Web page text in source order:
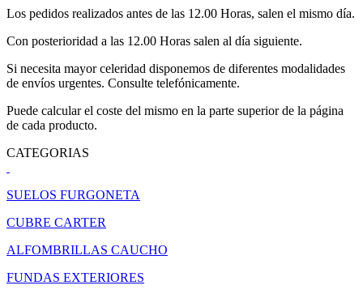
Los pedidos realizados antes de las 12.00 Horas, salen el mismo día.
Con posterioridad a las 12.00 Horas salen al día siguiente.
Si necesita mayor celeridad disponemos de diferentes modalidades
de envíos urgentes. Consulte telefónicamente.
Puede calcular el coste del mismo en la parte superior de la página
de cada producto.
CATEGORIAS
SUELOS FURGONETA
CUBRE CARTER
ALFOMBRILLAS CAUCHO
FUNDAS EXTERIORES